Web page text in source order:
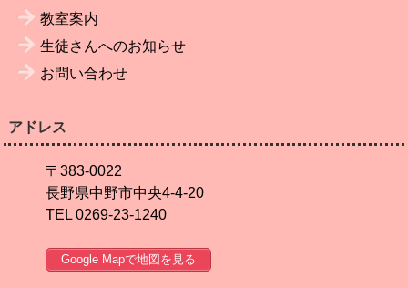
教室案内
生徒さんへのお知らせ
お問い合わせ
アドレス
〒383-0022
長野県中野市中央4-4-20
TEL 0269-23-1240
Google Mapで地図を見る